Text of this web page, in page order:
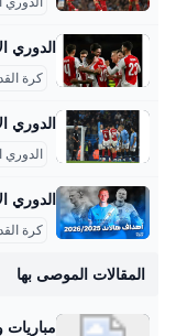
كرة
الدوري
كرة
المقالات الموصى بها